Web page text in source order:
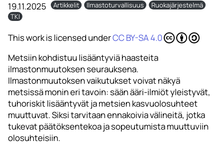
19.11.2025 Artikkelit Ilmastoturvallisuus
Ruokajärjestelmä
TKI
This work is licensed underCC BY-SA 4.0
Metsiin kohdistuu lisääntyviä haasteita
ilmastonmuutoksen seurauksena.
Ilmastonmuutoksen vaikutukset voivat näkyä
metsissä monin eri tavoin: sään ääri-ilmiöt yleistyvät,
tuhoriskit lisääntyvät ja metsien kasvuolosuhteet
muuttuvat. Siksi tarvitaan ennakoivia välineitä, jotka
tukevat päätöksentekoa ja sopeutumista muuttuviin
olosuhteisiin.